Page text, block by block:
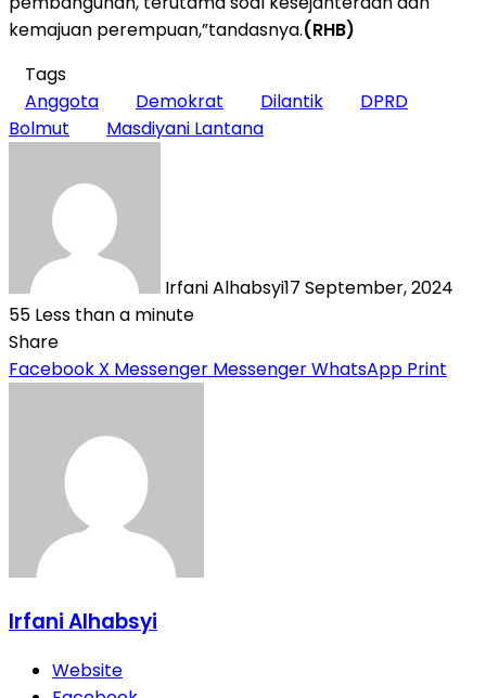
kemajuan perempuan,”tandasnya.(RHB)
Tags
Anggota
Demokrat Dilantik
DPRD
Bolmut
Masdiyani Lantana
Irfani Alhabsyi17 September, 2024
55 Less than a minute
Share
Facebook X Messenger MessengerWhatsApp Print
Irfani Alhabsyi
Website